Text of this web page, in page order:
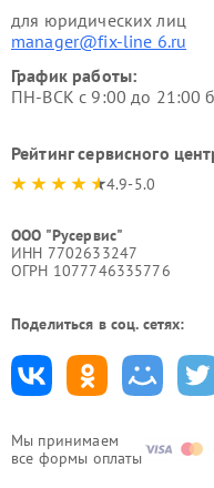
Мы принимаем
все формы оплаты
для юридических лиц
manager@fix-line 6.ru
График работы:
ПН-ВСК с 9:00 до 21:00
Рейтинг сервисного
4.9-5.0
ООО "Русервис"
ИНН 7702633247
ОГРН 1077746335776
Поделиться в соц. сетях: